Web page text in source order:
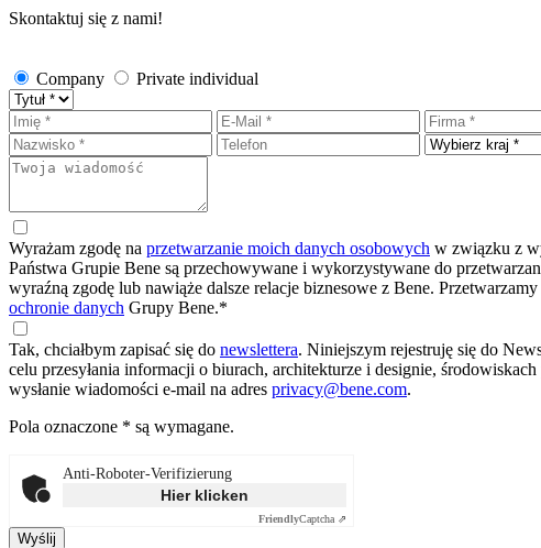
Skontaktuj się z nami!
Company Private individual
Wyrażam zgodę na przetwarzanie moich danych osobowych w związku z
Państwa Grupie Bene są przechowywane i wykorzystywane do
wyraźną zgodę lub nawiąże dalsze relacje biznesowe z Bene.
ochronie danych Grupy Bene.*
Tak, chciałbym zapisać się do newslettera. Niniejszym rejestruję się do
celu przesyłania informacji o biurach, architekturze i designie,
wysłanie wiadomości e-mail na adres privacy@bene.com.
Pola oznaczone * są wymagane.
Anti-Roboter-Verifizierung
Hier klicken
FriendlyCaptcha ⇗
Wyślij